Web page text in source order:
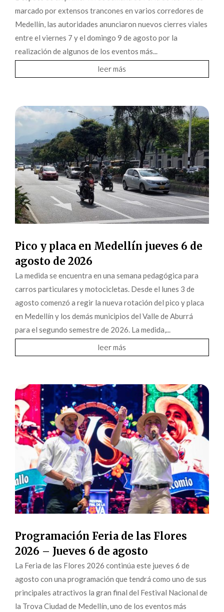
marcado por extensos trancones en varios corredores de
Medellín, las autoridades anunciaron nuevos cierres viales
entre el viernes 7 y el domingo 9 de agosto por la
realización de algunos de los eventos más...
leer más
Pico y placa en Medellín jueves 6 de
agosto de 2026
La medida se encuentra en una semana pedagógica para
carros particulares y motocicletas. Desde el lunes 3 de
agosto comenzó a regir la nueva rotación del pico y placa
en Medellín y los demás municipios del Valle de Aburrá
para el segundo semestre de 2026. La medida,...
leer más
Programación Feria de las Flores
2026 – Jueves 6 de agosto
La Feria de las Flores 2026 continúa este jueves 6 de
agosto con una programación que tendrá como uno de sus
principales atractivos la gran final del Festival Nacional de
la Trova Ciudad de Medellín, uno de los eventos más